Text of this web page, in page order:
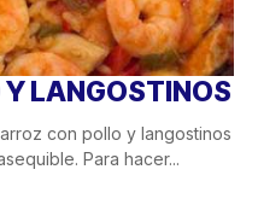
LANGOSTINOS
con pollo y langostinos
Para hacer...